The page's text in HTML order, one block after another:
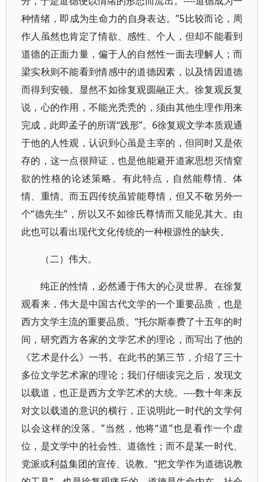
种情绪，即成为生命力的自身表达。”5比较而论，周
作人虽然也肯定了情欲、感性、个人，但却不能看到
道德的正面力量，偏于人的自然性一面去理解人；而
梁实秋则不能看到情感中的道德因素，以及情因道德
而得到安顿。显然不如徐复观圆融正大。徐复观反复
说，心的作用，不能光秃秃的，须由其他生理作用来
完成，此即孟子的所谓“践形”。6徐复观文学本质观通
于他的人性观，认识到心虽是主宰的，但同时又是依
存的，这一点很辩证，也是他能避开道家思想灭情窒
欲的性格的论述策略。有此特点，自然能尊情、体
情、重情。而五四传统虽皆能尊情，但又不敬另外一
个“德先生”，所以又不如徐氏尊情而又能见其大。由
此也可以看出现代文化传统的一种根源性的缺失。
（二）伟大。
纯正的性情，必然通于伟大的心灵世界。在徐复
观看来，伟大是中国古代文学的一个重要品质，也是
西方文学主流的重要品质。“托尔斯泰费了十五年的时
间，研究西方各家的文学艺术的理论，而写出了他的
《艺术是什么》一书。在此书的第三节，介绍了三十
多位文学艺术家的理论；我们仔细读完之后，发现文
以载道，也正是西方文学艺术的大统。----数十年来反
对文以载道的意识的横行，正说明此一时代的文学何
以会这样的没落。”当然，他将“道”也是看作一个虚
位，是文学中的社会性、道德性；而不是某一时代、
党派或利益集团的宣传、说教。“把文学作为道德说教